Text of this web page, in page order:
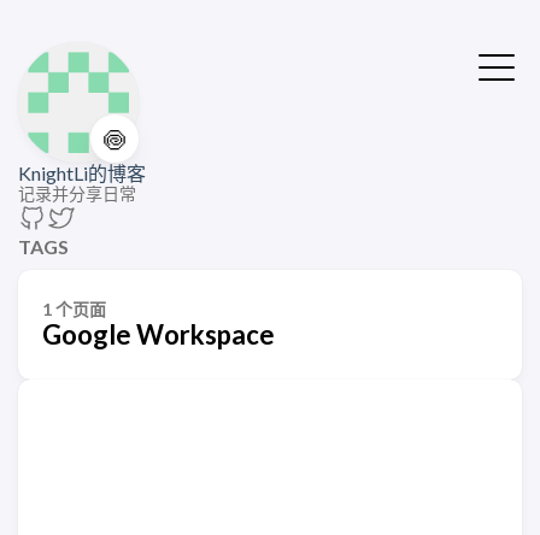
🍥
KnightLi的博客
记录并分享日常
TAGS
1 个页面
Google Workspace